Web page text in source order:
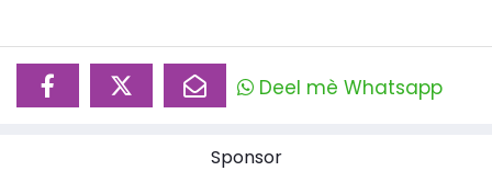
Deel mè Whatsapp
Sponsor